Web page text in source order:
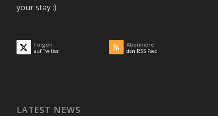
your stay :)
Folgen
auf Twitter
Abonniere
den RSS Feed
LATEST NEWS